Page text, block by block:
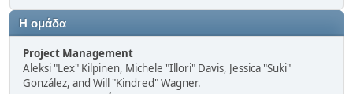
Η ομάδα
Project Management
Aleksi "Lex" Kilpinen, Michele "Illori" Davis, Jessica "Suki"
González, and Will "Kindred" Wagner.